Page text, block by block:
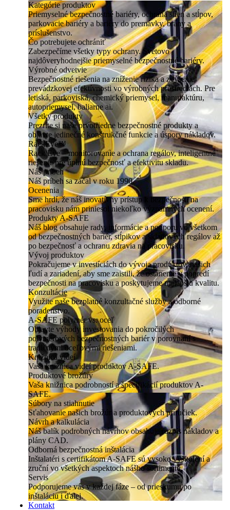
Kategórie produktov
Priemyselné bezpečnostné bariéry, ochrana stien a stĺpov,
parkovacie bariéry a bariéry do premávky, brány a
príslušenstvo.
Čo potrebujete ochrániť
Zabezpečíme všetky typy ochrany. Svetovo
najdôveryhodnejšie priemyselné bezpečnostné bariéry.
Výrobné odvetvie
Bezpečnostné riešenia na zníženie rizika a zvýšenie
prevádzkovej efektívnosti vo výrobných prostrediach. Pre
letiská, parkoviská, chemický priemysel, manufaktúru,
autopriemysel, baliarne ai.
Všetky produkty
Prezrite si naše prvotriedne bezpečnostné produkty a
objavte jedinečné konštrukčné funkcie a úspory nákladov.
RackEye™
Rack Eye – monitorovanie a ochrana regálov, inteligentné
riešenie pre úplnú bezpečnosť a efektivitu skladu.
Náš príbeh
Náš príbeh sa začal v roku 1990.
Ocenenia
Sme hrdí, že náš inovatívny prístup k bezpečnosti na
pracovisku nám priniesol niekoľko významných ocenení.
Produkty A-SAFE
Náš blog obsahuje rady, informácie a podporu vo všetkom
od bezpečnostných bariér, stĺpikov a skladových regálov až
po bezpečnosť a ochranu zdravia na pracovisku.
Vývoj produktov
Pokračujeme v investíciách do vývoja produktov, našich
ľudí a zariadení, aby sme zaistili, že ostaneme v popredí
bezpečnosti na pracovisku a poskytujeme najlepšiu kvalitu.
Konzultácie
Využite naše bezplatné konzultačné služby a odborné
poradenstvo.
A-SAFE polymér vs. oceľ
Objavte výhody investovania do pokročilých
polymérových bezpečnostných bariér v porovnaní s
tradičnými oceľovými riešeniami.
Knižnica videí
Vaša knižnica videí produktov A-SAFE.
Produktové brožúry
Vaša knižnica podrobností a špecifikácií produktov A-
SAFE.
Súbory na stiahnutie
Sťahovanie našich brožúr a produktových príručiek.
Návrh a kalkulácia
Náš balík podrobných návrhov obsahuje rozpis nákladov a
plány CAD.
Odborná bezpečnostná inštalácia
Inštalatéri s certifikátom A-SAFE sú vysoko vyškolení a
zruční vo všetkých aspektoch nášho sortimentu.
Servis
Podporujeme vás v každej fáze – od prieskumu po
inštaláciu i ďalej.
Kontakt